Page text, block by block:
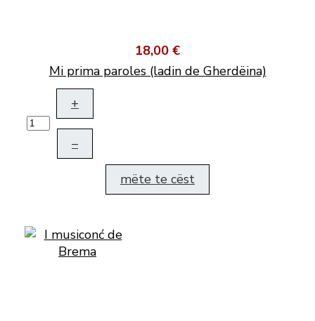
18,00 €
Mi prima paroles (ladin de Gherdëina)
+
–
mëte te cëst